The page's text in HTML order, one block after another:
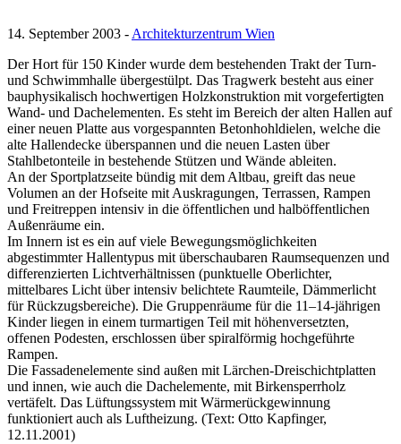
14. September 2003 -Architekturzentrum Wien
Der Hort für 150 Kinder wurde dem bestehenden Trakt der Turn-
und Schwimmhalle übergestülpt. Das Tragwerk besteht aus einer
bauphysikalisch hochwertigen Holzkonstruktion mit vorgefertigten
Wand- und Dachelementen. Es steht im Bereich der alten Hallen auf
einer neuen Platte aus vorgespannten Betonhohldielen, welche die
alte Hallendecke überspannen und die neuen Lasten über
Stahlbetonteile in bestehende Stützen und Wände ableiten.
An der Sportplatzseite bündig mit dem Altbau, greift das neue
Volumen an der Hofseite mit Auskragungen, Terrassen, Rampen
und Freitreppen intensiv in die öffentlichen und halböffentlichen
Außenräume ein.
Im Innern ist es ein auf viele Bewegungsmöglichkeiten
abgestimmter Hallentypus mit überschaubaren Raumsequenzen und
differenzierten Lichtverhältnissen (punktuelle Oberlichter,
mittelbares Licht über intensiv belichtete Raumteile, Dämmerlicht
für Rückzugsbereiche). Die Gruppenräume für die 11–14-jährigen
Kinder liegen in einem turmartigen Teil mit höhenversetzten,
offenen Podesten, erschlossen über spiralförmig hochgeführte
Rampen.
Die Fassadenelemente sind außen mit Lärchen-Dreischichtplatten
und innen, wie auch die Dachelemente, mit Birkensperrholz
vertäfelt. Das Lüftungssystem mit Wärmerückgewinnung
funktioniert auch als Luftheizung. (Text: Otto Kapfinger,
12.11.2001)